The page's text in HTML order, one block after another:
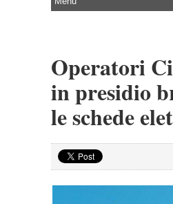
Operatori
in presidio
le schede